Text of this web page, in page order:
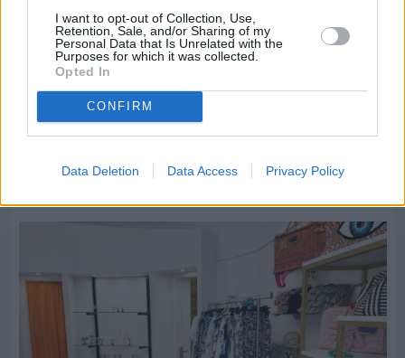
I want to opt-out of Collection, Use,
Retention, Sale, and/or Sharing of my
Personal Data that Is Unrelated with the
Purposes for which it was collected.
Opted In
CONFIRM
Data Deletion Data Access Privacy Policy
Πριν 2 ημέρες
Οδηγοί Δασικών Υπηρεσιών: Ζητούν ένταξη στο
ανθυγιεινό επίδομα